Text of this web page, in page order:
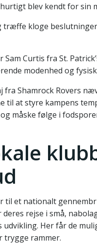
blev kendt for sin
træffe kloge
Curtis fra St.
modenhed og
fra Shamrock Rovers
til at styre kampens
måske følge i
til et nationalt
rejse i små,
Her får de
trygge rammer.